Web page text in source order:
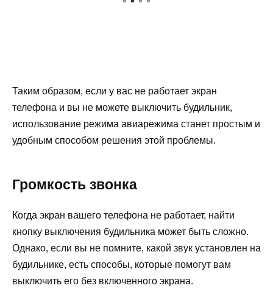
Таким образом, если у вас не работает экран
телефона и вы не можете выключить будильник,
использование режима авиарежима станет простым и
удобным способом решения этой проблемы.
Громкость звонка
Когда экран вашего телефона не работает, найти
кнопку выключения будильника может быть сложно.
Однако, если вы не помните, какой звук установлен на
будильнике, есть способы, которые помогут вам
выключить его без включенного экрана.